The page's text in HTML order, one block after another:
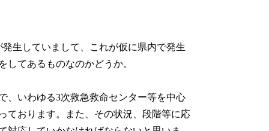
生していまして、これが仮に県内で発生
してあるものなのかどうか。
、いわゆる3次救急救命センター等を中心
ております。また、その状況、段階等に応